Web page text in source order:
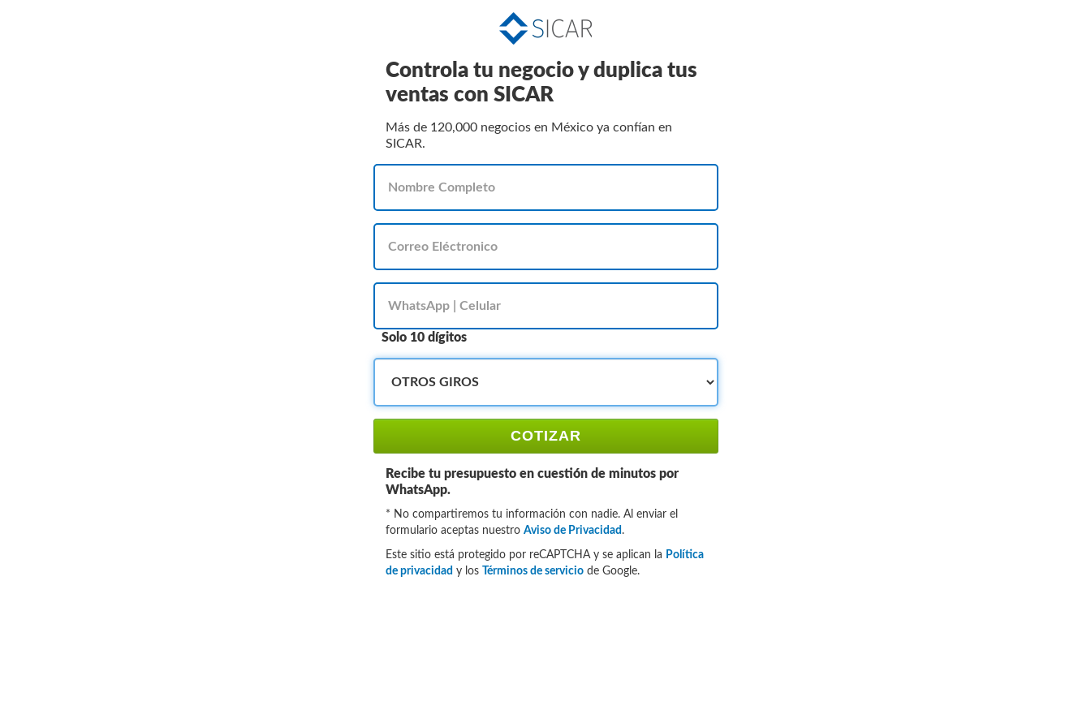
Controla tu negocio y duplica tus
ventas con SICAR
Más de 120,000 negocios en México ya confían en
SICAR.
Solo 10 dígitos
COTIZAR
Recibe tu presupuesto en cuestión de minutos por
WhatsApp.
* No compartiremos tu información con nadie. Al enviar el
formulario aceptas nuestro Aviso de Privacidad .
Este sitio está protegido por reCAPTCHA y se aplican la Política
de privacidad y los Términos de serviciode Google.